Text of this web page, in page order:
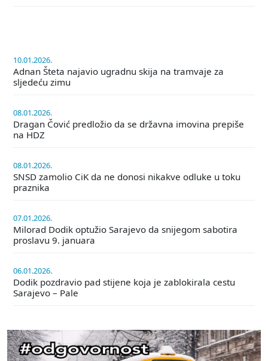
10.01.2026.
Adnan Šteta najavio ugradnu skija na tramvaje za
sljedeću zimu
08.01.2026.
Dragan Čović predložio da se državna imovina prepiše
na HDZ
08.01.2026.
SNSD zamolio CiK da ne donosi nikakve odluke u toku
praznika
07.01.2026.
Milorad Dodik optužio Sarajevo da snijegom sabotira
proslavu 9. januara
06.01.2026.
Dodik pozdravio pad stijene koja je zablokirala cestu
Sarajevo – Pale